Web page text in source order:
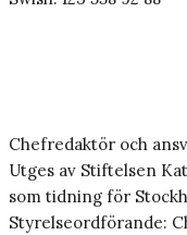
Chefredaktör och
Utges av Stiftelsen
som tidning för
Styrelseordförande: